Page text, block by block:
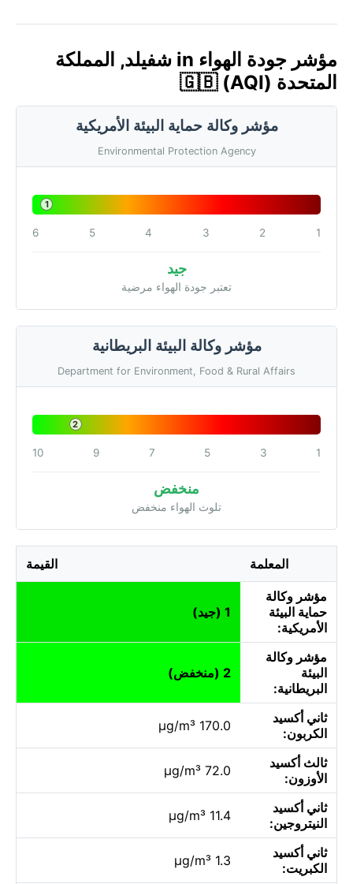
مؤشر جودة الهواء in شفيلد, المملكة
المتحدة 🇬🇧 (AQI)
مؤشر وكالة حماية البيئة الأمريكية
Environmental Protection Agency
1
1
2
3
4
5
6
جيد
تعتبر جودة الهواء مرضية
مؤشر وكالة البيئة البريطانية
Department for Environment, Food & Rural Affairs
2
1
3
5
7
9
10
منخفض
تلوث الهواء منخفض
المعلمة القيمة
مؤشر وكالة
حماية البيئة
الأمريكية:
1 (جيد)
مؤشر وكالة
البيئة
البريطانية:
2 (منخفض)
ثاني أكسيد
الكربون:
170.0 µg/m³
ثالث أكسيد
الأوزون:
72.0 µg/m³
ثاني أكسيد
النيتروجين:
11.4 µg/m³
ثاني أكسيد
الكبريت:
1.3 µg/m³